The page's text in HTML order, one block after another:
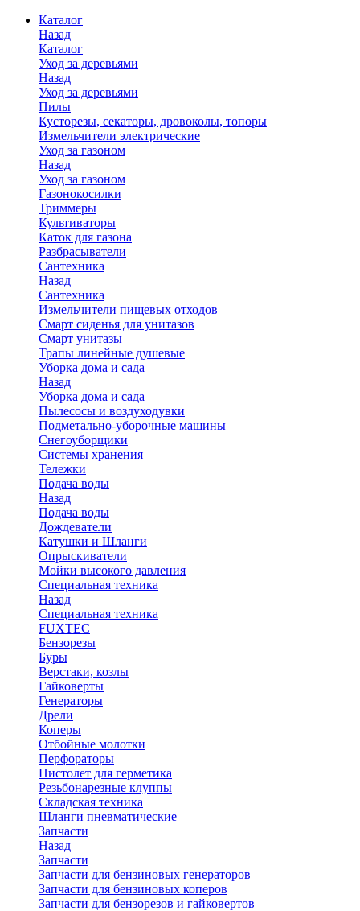
Каталог
Назад
Каталог
Уход за деревьями
Назад
Уход за деревьями
Пилы
Кусторезы, секаторы, дровоколы, топоры
Измельчители электрические
Уход за газоном
Назад
Уход за газоном
Газонокосилки
Триммеры
Культиваторы
Каток для газона
Разбрасыватели
Сантехника
Назад
Сантехника
Измельчители пищевых отходов
Смарт сиденья для унитазов
Смарт унитазы
Трапы линейные душевые
Уборка дома и сада
Назад
Уборка дома и сада
Пылесосы и воздуходувки
Подметально-уборочные машины
Снегоуборщики
Системы хранения
Тележки
Подача воды
Назад
Подача воды
Дождеватели
Катушки и Шланги
Опрыскиватели
Мойки высокого давления
Специальная техника
Назад
Специальная техника
FUXTEC
Бензорезы
Буры
Верстаки, козлы
Гайковерты
Генераторы
Дрели
Коперы
Отбойные молотки
Перфораторы
Пистолет для герметика
Резьбонарезные клуппы
Складская техника
Шланги пневматические
Запчасти
Назад
Запчасти
Запчасти для бензиновых генераторов
Запчасти для бензиновых коперов
Запчасти для бензорезов и гайковертов